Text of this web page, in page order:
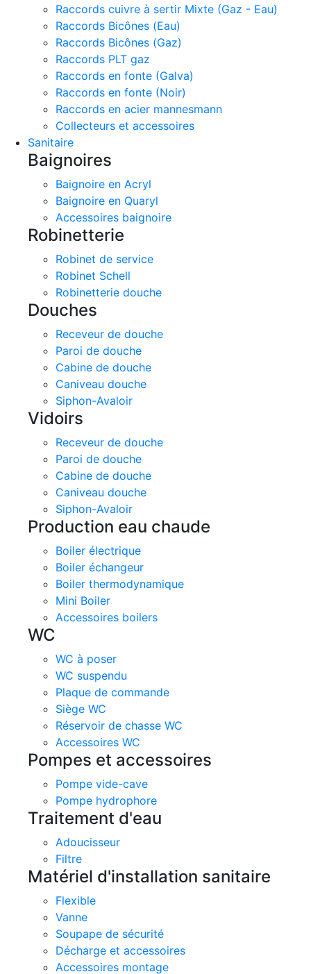
Raccords cuivre à sertir Mixte (Gaz - Eau)
Raccords Bicônes (Eau)
Raccords Bicônes (Gaz)
Raccords PLT gaz
Raccords en fonte (Galva)
Raccords en fonte (Noir)
Raccords en acier mannesmann
Collecteurs et accessoires
Sanitaire
Baignoires
Baignoire en Acryl
Baignoire en Quaryl
Accessoires baignoire
Robinetterie
Robinet de service
Robinet Schell
Robinetterie douche
Douches
Receveur de douche
Paroi de douche
Cabine de douche
Caniveau douche
Siphon-Avaloir
Vidoirs
Receveur de douche
Paroi de douche
Cabine de douche
Caniveau douche
Siphon-Avaloir
Production eau chaude
Boiler électrique
Boiler échangeur
Boiler thermodynamique
Mini Boiler
Accessoires boilers
WC
WC à poser
WC suspendu
Plaque de commande
Siège WC
Réservoir de chasse WC
Accessoires WC
Pompes et accessoires
Pompe vide-cave
Pompe hydrophore
Traitement d'eau
Adoucisseur
Filtre
Matériel d'installation sanitaire
Flexible
Vanne
Soupape de sécurité
Décharge et accessoires
Accessoires montage